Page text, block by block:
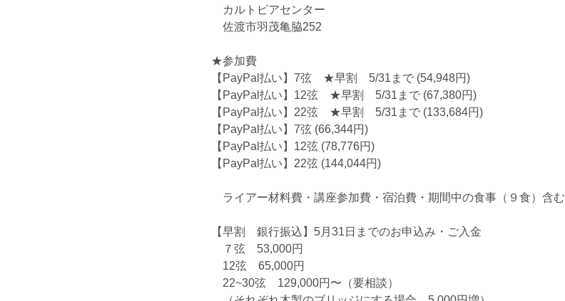
カルトピアセンター
佐渡市羽茂亀脇252
★参加費
【PayPal払い】7弦　★早割　5/31まで (54,948円)
【PayPal払い】12弦　★早割　5/31まで (67,380円)
【PayPal払い】22弦　★早割　5/31まで (133,684円)
【PayPal払い】7弦 (66,344円)
【PayPal払い】12弦 (78,776円)
【PayPal払い】22弦 (144,044円)
ライアー材料費・講座参加費・宿泊費・期間中の食事（９食）含む
【早割　銀行振込】5月31日までのお申込み・ご入金
７弦　53,000円
12弦　65,000円
22~30弦　129,000円〜（要相談）